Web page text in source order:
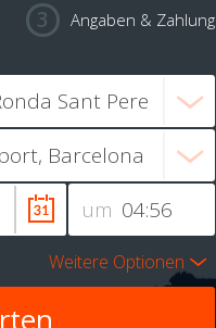
Angaben & Zahlung
um
Weitere Optionen